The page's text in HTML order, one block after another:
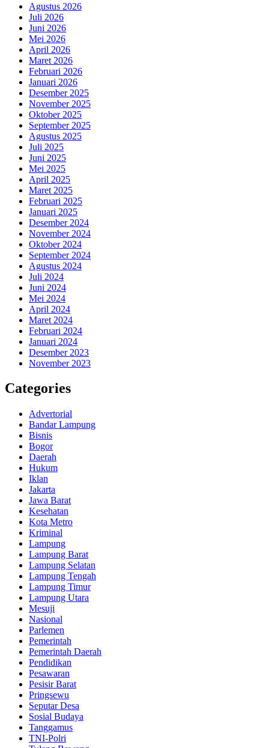
Agustus 2026
Juli 2026
Juni 2026
Mei 2026
April 2026
Maret 2026
Februari 2026
Januari 2026
Desember 2025
November 2025
Oktober 2025
September 2025
Agustus 2025
Juli 2025
Juni 2025
Mei 2025
April 2025
Maret 2025
Februari 2025
Januari 2025
Desember 2024
November 2024
Oktober 2024
September 2024
Agustus 2024
Juli 2024
Juni 2024
Mei 2024
April 2024
Maret 2024
Februari 2024
Januari 2024
Desember 2023
November 2023
Categories
Advertorial
Bandar Lampung
Bisnis
Bogor
Daerah
Hukum
Iklan
Jakarta
Jawa Barat
Kesehatan
Kota Metro
Kriminal
Lampung
Lampung Barat
Lampung Selatan
Lampung Tengah
Lampung Timur
Lampung Utara
Mesuji
Nasional
Parlemen
Pemerintah
Pemerintah Daerah
Pendidikan
Pesawaran
Pesisir Barat
Pringsewu
Seputar Desa
Sosial Budaya
Tanggamus
TNI-Polri